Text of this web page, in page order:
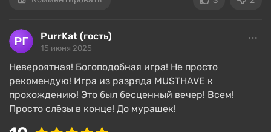
PurrKat (гость)
15 июня 2025
Невероятная! Богоподобная игра! Не просто
рекомендую! Игра из разряда MUSTHAVE к
прохождению! Это был бесценный вечер! Всем!
Просто слёзы в конце! До мурашек!